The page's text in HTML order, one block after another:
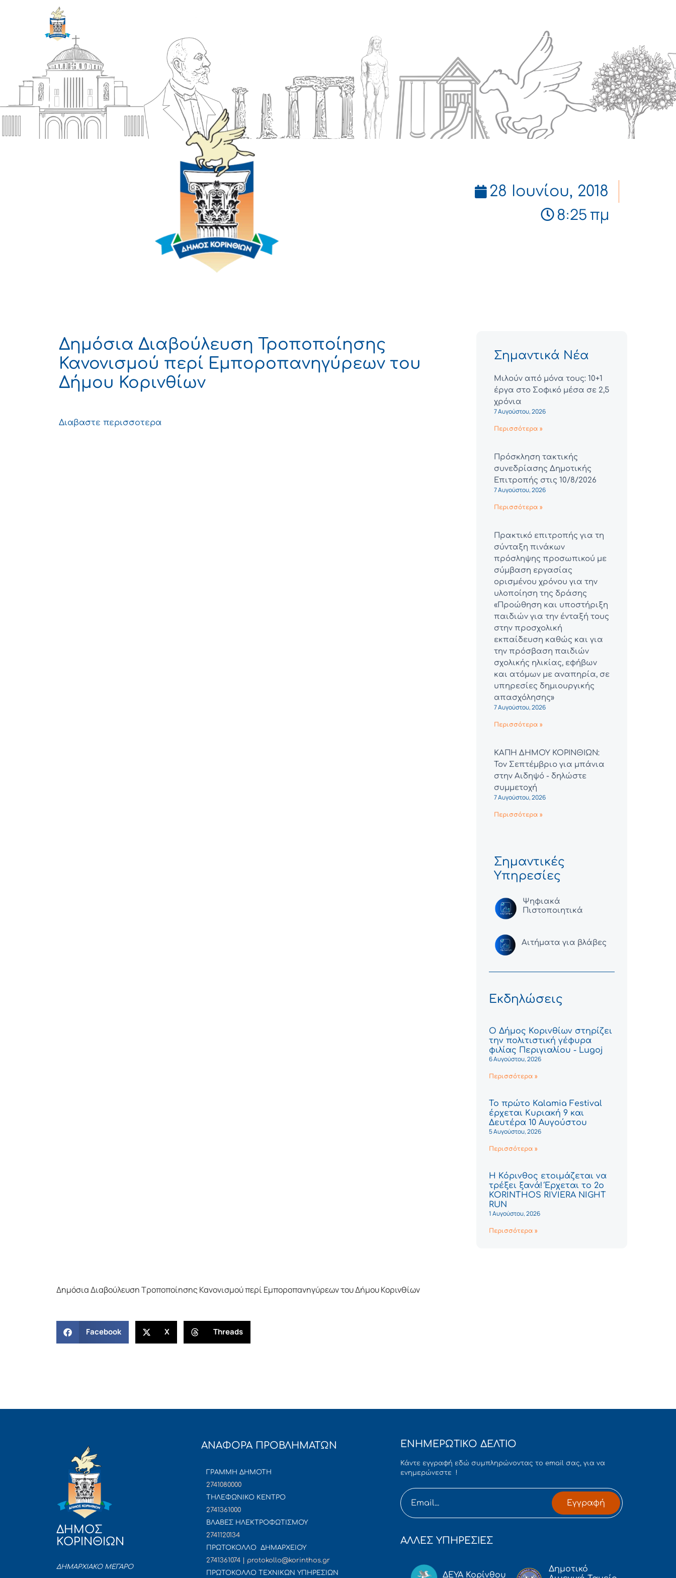
28 Ιουνίου, 2018
8:25 πμ
Δημόσια Διαβούλευση Τροποποίησης
Κανονισμού περί Εμποροπανηγύρεων του
Δήμου Κορινθίων
Διαβαστε περισσοτερα
Σημαντικά Νέα
Μιλούν από μόνα τους: 10+1
έργα στο Σοφικό μέσα σε 2,5
χρόνια
7 Αυγούστου, 2026
Περισσότερα »
Πρόσκληση τακτικής
συνεδρίασης Δημοτικής
Επιτροπής στις 10/8/2026
7 Αυγούστου, 2026
Περισσότερα »
Πρακτικό επιτροπής για τη
σύνταξη πινάκων
πρόσληψης προσωπικού με
σύμβαση εργασίας
ορισμένου χρόνου για την
υλοποίηση της δράσης
«Προώθηση και υποστήριξη
παιδιών για την ένταξή τους
στην προσχολική
εκπαίδευση καθώς και για
την πρόσβαση παιδιών
σχολικής ηλικίας, εφήβων
και ατόμων με αναπηρία, σε
υπηρεσίες δημιουργικής
απασχόλησης»
7 Αυγούστου, 2026
Περισσότερα »
ΚΑΠΗ ΔΗΜΟΥ ΚΟΡΙΝΘΙΩΝ:
Τον Σεπτέμβριο για μπάνια
στην Αιδηψό - δηλώστε
συμμετοχή
7 Αυγούστου, 2026
Περισσότερα »
Σημαντικές
Υπηρεσίες
Ψηφιακά
Πιστοποιητικά
Αιτήματα για βλάβες
Εκδηλώσεις
Ο Δήμος Κορινθίων στηρίζει
την πολιτιστική γέφυρα
φιλίας Περιγιαλίου - Lugoj
6 Αυγούστου, 2026
Περισσότερα »
Το πρώτο Kalamia Festival
έρχεται Κυριακή 9 και
Δευτέρα 10 Αυγούστου
5 Αυγούστου, 2026
Περισσότερα »
Η Κόρινθος ετοιμάζεται να
τρέξει ξανά! Έρχεται το 2ο
KORINTHOS RIVIERA NIGHT
RUN
1 Αυγούστου, 2026
Περισσότερα »
Δημόσια Διαβούλευση Τροποποίησης Κανονισμού περί Εμποροπανηγύρεων του Δήμου Κορινθίων
Facebook X Threads
ΔΗΜΟΣ
ΚΟΡΙΝΘΙΩΝ
ΔΗΜΑΡΧΙΑΚΟ ΜΕΓΑΡΟ
ΑΝΑΦΟΡΑ ΠΡΟΒΛΗΜΑΤΩΝ
ΓΡΑΜΜΗ ΔΗΜΟΤΗ
2741080000
ΤΗΛΕΦΩΝΙΚΟ ΚΕΝΤΡΟ
2741361000
ΒΛΑΒΕΣ ΗΛΕΚΤΡΟΦΩΤΙΣΜΟΥ
2741120134
ΠΡΩΤΟΚΟΛΛΟ ΔΗΜΑΡΧΕΙΟΥ
2741361074 | protokollo@korinthos.gr
ΠΡΩΤΟΚΟΛΛΟ ΤΕΧΝΙΚΩΝ ΥΠΗΡΕΣΙΩΝ
ΕΝΗΜΕΡΩΤΙΚΟ ΔΕΛΤΙΟ
Κάντε εγγραφή εδώ συμπληρώνοντας το email σας, για να
ενημερώνεστε !
Εγγραφή
ΑΛΛΕΣ ΥΠΗΡΕΣΙΕΣ
ΔΕΥΑ Κορίνθου
Δημοτικό